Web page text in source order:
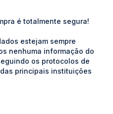
é totalmente segura!
estejam sempre
nenhuma informação do
os protocolos de
principais instituições